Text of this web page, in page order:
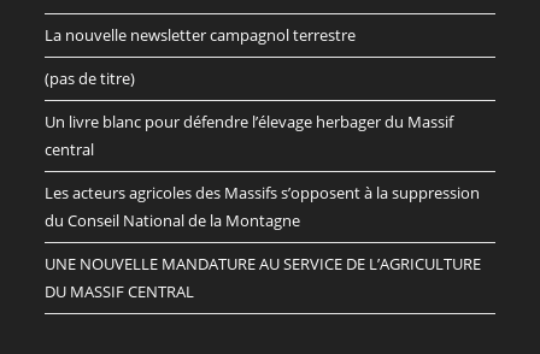
La nouvelle newsletter campagnol terrestre
(pas de titre)
Un livre blanc pour défendre l’élevage herbager du Massif
central
Les acteurs agricoles des Massifs s’opposent à la suppression
du Conseil National de la Montagne
UNE NOUVELLE MANDATURE AU SERVICE DE L’AGRICULTURE
DU MASSIF CENTRAL